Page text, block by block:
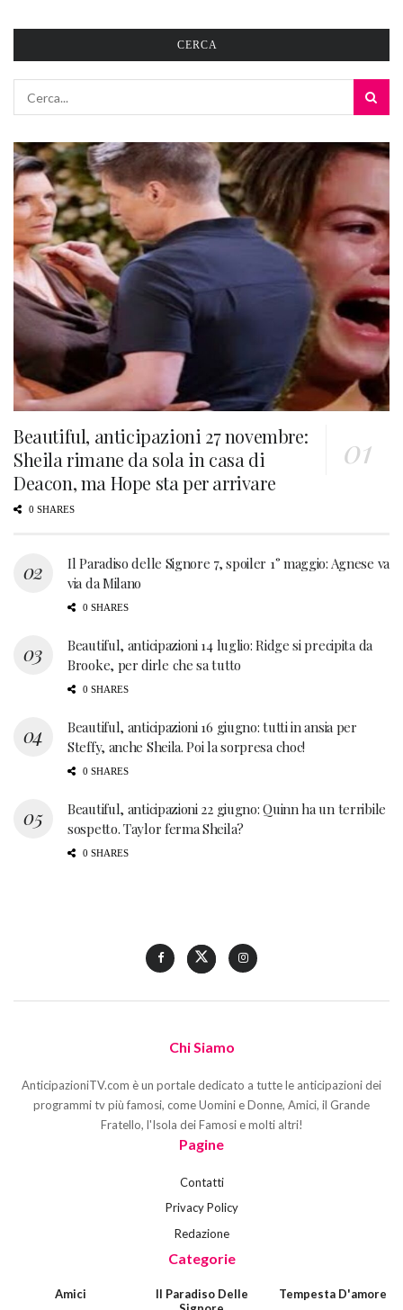
CERCA
Beautiful, anticipazioni 27 novembre:
Sheila rimane da sola in casa di
Deacon, ma Hope sta per arrivare
0 SHARES
Il Paradiso delle Signore 7, spoiler 1° maggio: Agnese va
via da Milano
0 SHARES
Beautiful, anticipazioni 14 luglio: Ridge si precipita da
Brooke, per dirle che sa tutto
0 SHARES
Beautiful, anticipazioni 16 giugno: tutti in ansia per
Steffy, anche Sheila. Poi la sorpresa choc!
0 SHARES
Beautiful, anticipazioni 22 giugno: Quinn ha un terribile
sospetto. Taylor ferma Sheila?
0 SHARES
Chi Siamo
AnticipazioniTV.com è un portale dedicato a tutte le anticipazioni dei
programmi tv più famosi, come Uomini e Donne, Amici, il Grande
Fratello, l'Isola dei Famosi e molti altri!
Pagine
Contatti
Privacy Policy
Redazione
Categorie
Amici
Il Paradiso Delle
Tempesta D'amore